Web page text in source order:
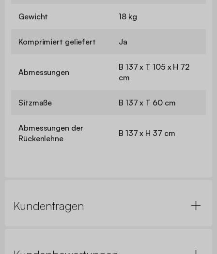
Gewicht 18 kg
Komprimiert geliefert Ja
Abmessungen
B 137 x T 105 x H 72
cm
Sitzmaße B 137 x T 60 cm
Abmessungen der
Rückenlehne
B 137 x H 37 cm
Kundenfragen